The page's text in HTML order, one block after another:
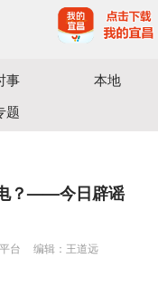
事
本地
题
？——今日辟谣
台 编辑：王道远